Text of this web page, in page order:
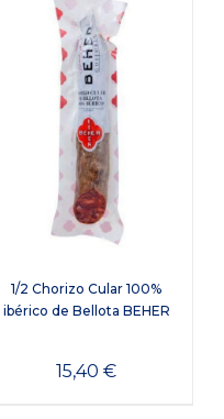
1/2 Chorizo Cular 100%
ibérico de Bellota BEHER
15,40€